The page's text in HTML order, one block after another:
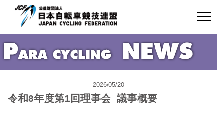
2026/05/20
令和8年度第1回理事会_議事概要